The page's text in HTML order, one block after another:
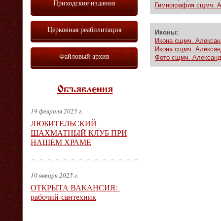
Гимнография сщмч.
Иконы:
Икона сщмч.
Икона сщмч.
Фото сщмч.
Приходские издания
Церковная реабилитация
Файловый архив
Объявления
19 февраля 2025 г.
ЛЮБИТЕЛЬСКИЙ
ШАХМАТНЫЙ КЛУБ ПРИ
НАШЕМ ХРАМЕ
10 января 2025 г.
ОТКРЫТА ВАКАНСИЯ:
рабочий-сантехник